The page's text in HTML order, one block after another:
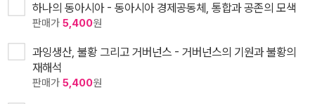
하나의 동아시아 - 동아시아 경제공동체, 통합과 공존의 모색
판매가 5,400원
과잉생산, 불황 그리고 거버넌스 - 거버넌스의 기원과 불황의
재해석
판매가 5,400원